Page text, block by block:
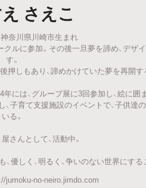
ターから探す
調達額が大きいプロジェクト
さえこ
奈川県川崎市生まれ
ルに参加。その後一旦夢を諦め、デザ
す。
押しもあり、諦めかけていた夢を再開す
年には、グループ展に3回参加し、絵に
子育て支援施設のイベントで、子供達
いる。
さんとして、活動中。
、優しく、明るく、争いのない世界にする
jumoku-no-neiro.jimdo.com